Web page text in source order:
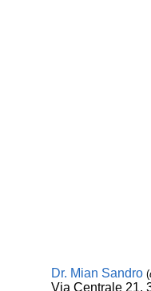
Dr. Mian Sandro (
Via Centrale 21,